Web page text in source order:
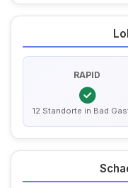
RAPID
12 Standorte in Bad